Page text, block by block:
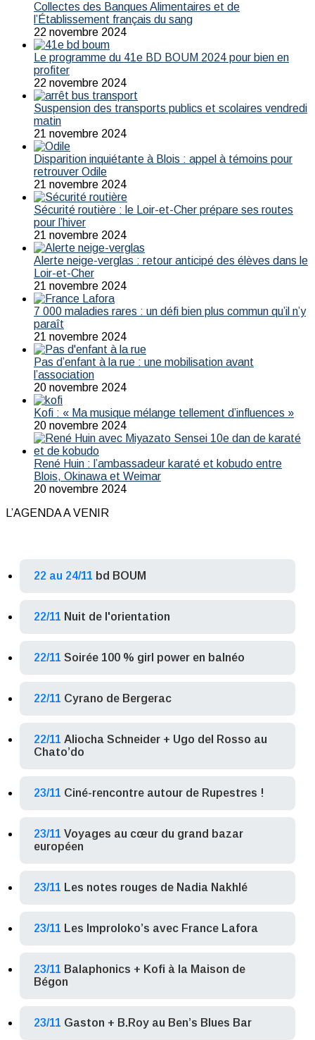
Collectes des Banques Alimentaires et de
l’Établissement français du sang
22 novembre 2024
Le programme du 41e BD BOUM 2024 pour bien en
profiter
22 novembre 2024
Suspension des transports publics et scolaires vendredi
matin
21 novembre 2024
Disparition inquiétante à Blois : appel à témoins pour
retrouver Odile
21 novembre 2024
Sécurité routière : le Loir-et-Cher prépare ses routes
pour l’hiver
21 novembre 2024
Alerte neige-verglas : retour anticipé des élèves dans le
Loir-et-Cher
21 novembre 2024
7 000 maladies rares : un défi bien plus commun qu’il n’y
paraît
21 novembre 2024
Pas d’enfant à la rue : une mobilisation avant
l’association
20 novembre 2024
Kofi : « Ma musique mélange tellement d’influences »
20 novembre 2024
René Huin : l’ambassadeur karaté et kobudo entre
Blois, Okinawa et Weimar
20 novembre 2024
L’AGENDA A VENIR
22 au 24/11 bd BOUM
22/11 Nuit de l'orientation
22/11 Soirée 100 % girl power en balnéo
22/11 Cyrano de Bergerac
22/11 Aliocha Schneider + Ugo del Rosso au
Chato’do
23/11 Ciné-rencontre autour de Rupestres !
23/11 Voyages au cœur du grand bazar
européen
23/11 Les notes rouges de Nadia Nakhlé
23/11 Les Improloko’s avec France Lafora
23/11 Balaphonics + Kofi à la Maison de
Bégon
23/11 Gaston + B.Roy au Ben’s Blues Bar